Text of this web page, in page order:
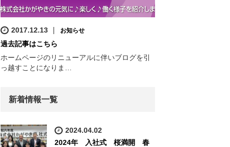
2017.12.13 お知らせ
過去記事はこちら
ホームページのリニューアルに伴いブログを引
っ越すことになりま…
新着情報一覧
2024.04.02
2024年 入社式 桜満開 春